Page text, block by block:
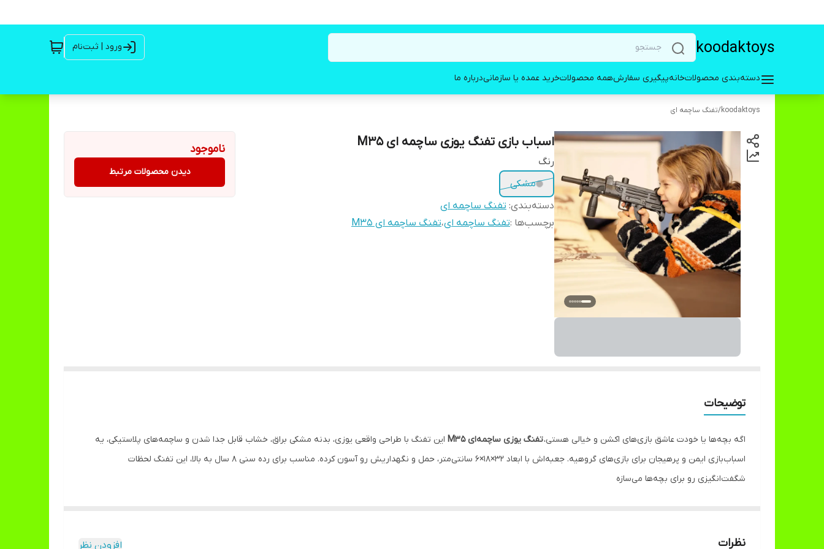
koodaktoys ورود | ثبت‌نام
دسته‌بندی محصولاتخانهپیگیری سفارشهمه محصولاتخرید عمده یا سازمانیدرباره ما
koodaktoys
/تفنگ ساچمه ای
اسباب بازی تفنگ یوزی ساچمه ای M35
رنگ
مشکی
دسته‌بندی: تفنگ ساچمه ای
برچسب‌ها :تفنگ ساچمه ای،تفنگ ساچمه ای M35
ناموجود
دیدن محصولات مرتبط
توضیحات
اگه بچه‌ها یا خودت عاشق بازی‌های اکشن و خیالی هستی،تفنگ یوزی ساچمه‌ای M35
این تفنگ با طراحی واقعی یوزی، بدنه مشکی براق، خشاب قابل جدا شدن و ساچمه‌های پلاستیکی، یه
اسباب‌بازی ایمن و پرهیجان برای بازی‌های گروهیه. جعبه‌اش با ابعاد 32×18×6 سانتی‌متر، حمل و نگهداریش رو آسون کرده. مناسب برای رده سنی 8 سال به بالا، این تفنگ لحظات
شگفت‌انگیزی رو برای بچه‌ها می‌سازه
نظرات افزودن نظر